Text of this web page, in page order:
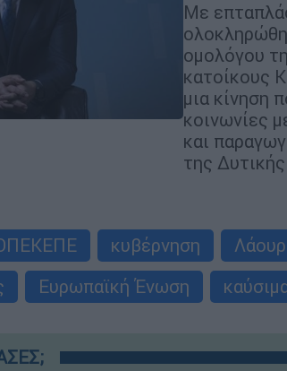
Με
ομολόγου
κατοίκους
μια κίνηση
κοινωνίες
και
της
κυβέρνηση
Ευρωπαϊκή Ένωση